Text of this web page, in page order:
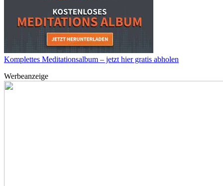
Komplettes Meditationsalbum – jetzt hier gratis abholen
Werbeanzeige